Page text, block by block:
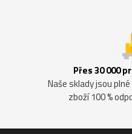
Přes 30 000
Naše sklady jsou
zboží 100 %